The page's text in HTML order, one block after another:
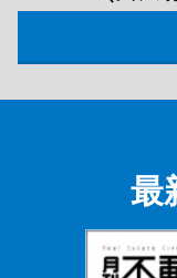
最